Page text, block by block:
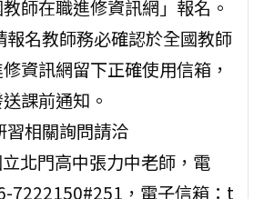
教師在職進修資訊網」報名。
報名教師務必確認於全國教師
資訊網留下正確使用信箱，
課前通知。
習相關詢問請洽
北門高中張力中老師，電
7222150#251，電子信箱：t